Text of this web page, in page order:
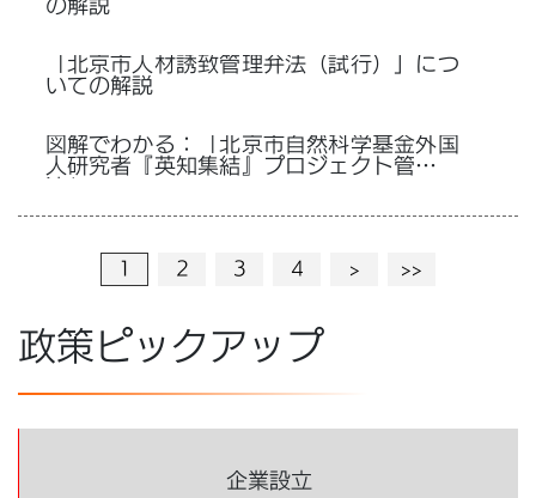
の解説
「北京市人材誘致管理弁法（試行）」につ
いての解説
図解でわかる：「北京市自然科学基金外国
人研究者『英知集結』プロジェクト管理弁
法」
1 2 3 4 > >>
政策ピックアップ
企業設立